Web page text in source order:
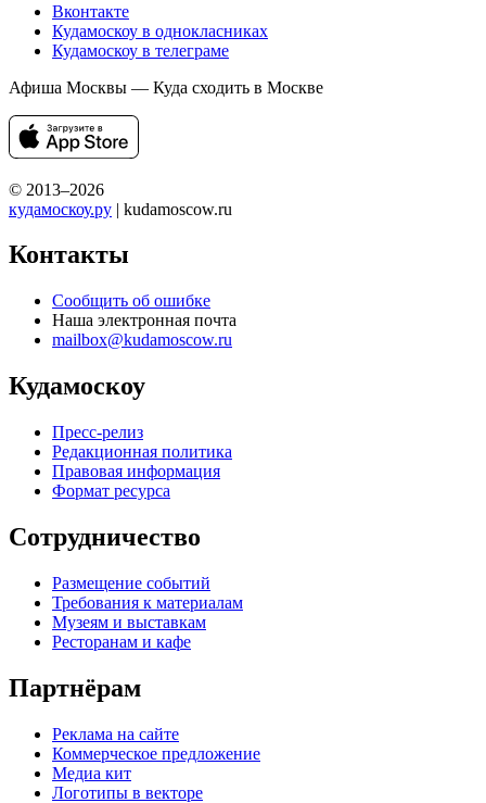
Вконтакте
Кудамоскоу в однокласниках
Кудамоскоу в телеграме
Афиша Москвы — Куда сходить в Москве
© 2013–2026
кудамоскоу.ру | kudamoscow.ru
Контакты
Сообщить об ошибке
Наша электронная почта
mailbox@kudamoscow.ru
Кудамоскоу
Пресс-релиз
Редакционная политика
Правовая информация
Формат ресурса
Сотрудничество
Размещение событий
Требования к материалам
Музеям и выставкам
Ресторанам и кафе
Партнёрам
Реклама на сайте
Коммерческое предложение
Медиа кит
Логотипы в векторе